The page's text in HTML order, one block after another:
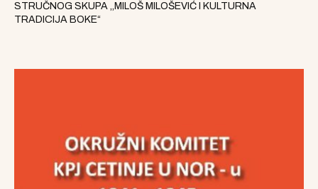
STRUČNOG SKUPA ,,MILOŠ MILOŠEVIĆ I KULTURNA
TRADICIJA BOKE“